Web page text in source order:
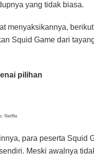
yang tidak biasa.
menyaksikannya,
Squid Game dari
pilihan
Netflix
para peserta Squid
Meski awalnya